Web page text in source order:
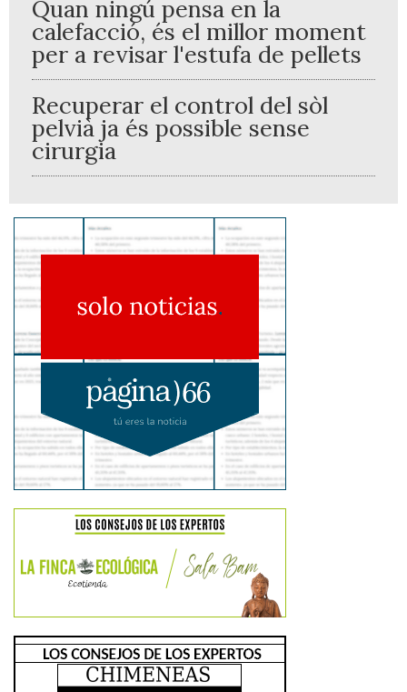
Quan ningú pensa en la
calefacció, és el millor moment
per a revisar l'estufa de pellets
Recuperar el control del sòl
pelvià ja és possible sense
cirurgia